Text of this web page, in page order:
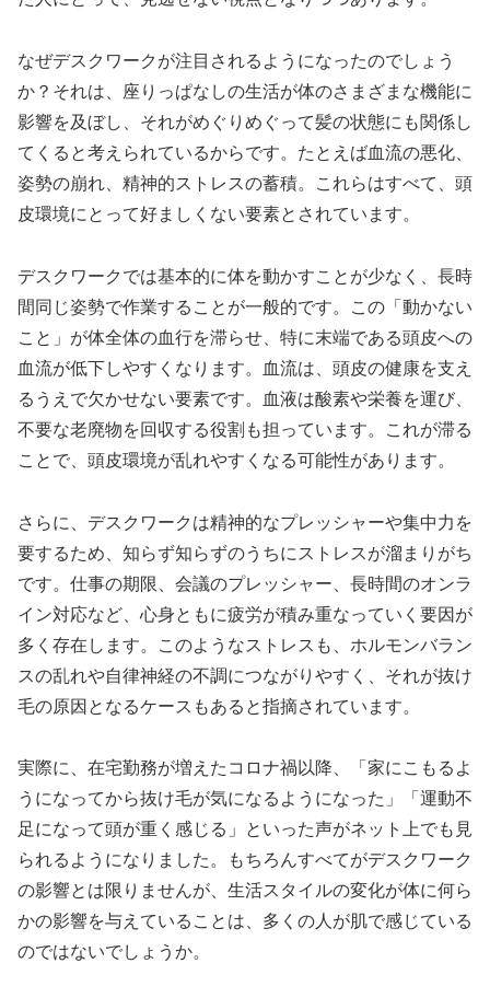
なぜデスクワークが注目されるようになったのでしょう
か？それは、座りっぱなしの生活が体のさまざまな機能に
影響を及ぼし、それがめぐりめぐって髪の状態にも関係し
てくると考えられているからです。たとえば血流の悪化、
姿勢の崩れ、精神的ストレスの蓄積。これらはすべて、頭
皮環境にとって好ましくない要素とされています。
デスクワークでは基本的に体を動かすことが少なく、長時
間同じ姿勢で作業することが一般的です。この「動かない
こと」が体全体の血行を滞らせ、特に末端である頭皮への
血流が低下しやすくなります。血流は、頭皮の健康を支え
るうえで欠かせない要素です。血液は酸素や栄養を運び、
不要な老廃物を回収する役割も担っています。これが滞る
ことで、頭皮環境が乱れやすくなる可能性があります。
さらに、デスクワークは精神的なプレッシャーや集中力を
要するため、知らず知らずのうちにストレスが溜まりがち
です。仕事の期限、会議のプレッシャー、長時間のオンラ
イン対応など、心身ともに疲労が積み重なっていく要因が
多く存在します。このようなストレスも、ホルモンバラン
スの乱れや自律神経の不調につながりやすく、それが抜け
毛の原因となるケースもあると指摘されています。
実際に、在宅勤務が増えたコロナ禍以降、「家にこもるよ
うになってから抜け毛が気になるようになった」「運動不
足になって頭が重く感じる」といった声がネット上でも見
られるようになりました。もちろんすべてがデスクワーク
の影響とは限りませんが、生活スタイルの変化が体に何ら
かの影響を与えていることは、多くの人が肌で感じている
のではないでしょうか。